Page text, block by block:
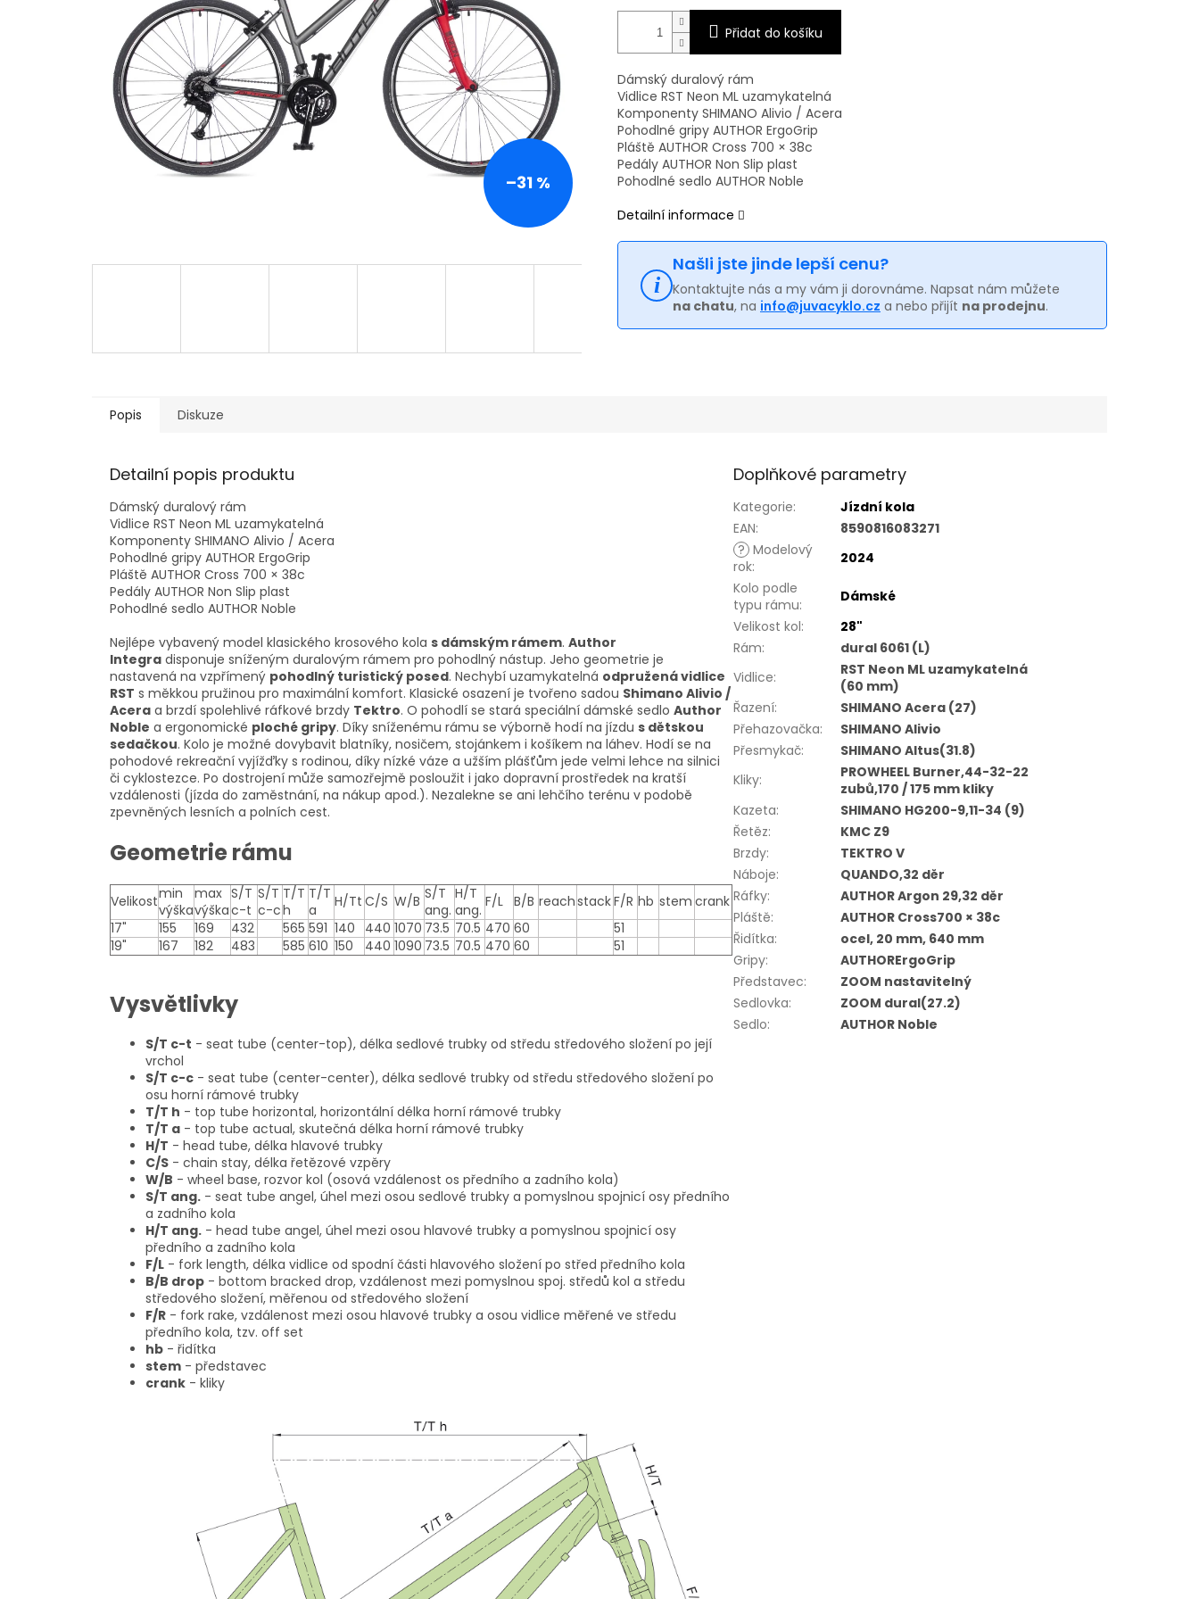
–31 %
Přidat do košíku
Dámský duralový rám
Vidlice RST Neon ML uzamykatelná
Komponenty SHIMANO Alivio / Acera
Pohodlné gripy AUTHOR ErgoGrip
Pláště AUTHOR Cross 700 × 38c
Pedály AUTHOR Non Slip plast
Pohodlné sedlo AUTHOR Noble
Detailní informace
Našli jste jinde lepší cenu?
Kontaktujte nás a my vám ji dorovnáme. Napsat nám můžete
na chatu, na info@juvacyklo.cz a nebo přijít na prodejnu.
Popis Diskuze
Detailní popis produktu
Dámský duralový rám
Vidlice RST Neon ML uzamykatelná
Komponenty SHIMANO Alivio / Acera
Pohodlné gripy AUTHOR ErgoGrip
Pláště AUTHOR Cross 700 × 38c
Pedály AUTHOR Non Slip plast
Pohodlné sedlo AUTHOR Noble
Nejlépe vybavený model klasického krosového kola s dámským rámem. Author
Integra disponuje sníženým duralovým rámem pro pohodlný nástup. Jeho geometrie je
nastavená na vzpřímený pohodlný turistický posed. Nechybí uzamykatelná odpružená vidlice
RST s měkkou pružinou pro maximální komfort. Klasické osazení je tvořeno sadou Shimano Alivio /
Acera a brzdí spolehlivé ráfkové brzdy Tektro. O pohodlí se stará speciální dámské sedlo Author
Noble a ergonomické ploché gripy. Díky sníženému rámu se výborně hodí na jízdu s dětskou
sedačkou. Kolo je možné dovybavit blatníky, nosičem, stojánkem i košíkem na láhev. Hodí se na
pohodové rekreační vyjížďky s rodinou, díky nízké váze a užším plášťům jede velmi lehce na silnici
či cyklostezce. Po dostrojení může samozřejmě posloužit i jako dopravní prostředek na kratší
vzdálenosti (jízda do zaměstnání, na nákup apod.). Nezalekne se ani lehčího terénu v podobě
zpevněných lesních a polních cest.
Geometrie rámu
Velikostmin
výška
max
výška
S/T
c-t
S/T
c-c
T/T
h
T/T
a
H/Tt C/S W/B S/T
ang.
H/T
ang. F/L B/B reachstackF/R hb stem crank
17"
155 169 432 565 591 140 440 1070 73.5 70.5 470 60
51
19"
167 182 483 585 610 150 440 1090 73.5 70.5 470 60 51
Vysvětlivky
S/T c-t - seat tube (center-top), délka sedlové trubky od středu středového složení po její
vrchol
S/T c-c - seat tube (center-center), délka sedlové trubky od středu středového složení po
osu horní rámové trubky
T/T h - top tube horizontal, horizontální délka horní rámové trubky
T/T a - top tube actual, skutečná délka horní rámové trubky
H/T - head tube, délka hlavové trubky
C/S - chain stay, délka řetězové vzpěry
W/B - wheel base, rozvor kol (osová vzdálenost os předního a zadního kola)
S/T ang. - seat tube angel, úhel mezi osou sedlové trubky a pomyslnou spojnicí osy předního
a zadního kola
H/T ang. - head tube angel, úhel mezi osou hlavové trubky a pomyslnou spojnicí osy
předního a zadního kola
F/L - fork length, délka vidlice od spodní části hlavového složení po střed předního kola
B/B drop - bottom bracked drop, vzdálenost mezi pomyslnou spoj. středů kol a středu
středového složení, měřenou od středového složení
F/R - fork rake, vzdálenost mezi osou hlavové trubky a osou vidlice měřené ve středu
předního kola, tzv. off set
hb - řidítka
stem - představec
crank - kliky
Doplňkové parametry
Kategorie:
Jízdní kola
EAN:
8590816083271
? Modelový
rok:
2024
Kolo podle
typu rámu:
Dámské
Velikost kol:
28"
Rám:
dural 6061 (L)
Vidlice:
RST Neon ML uzamykatelná
(60 mm)
Řazení:
SHIMANO Acera (27)
Přehazovačka:
SHIMANO Alivio
Přesmykač:
SHIMANO Altus(31.8)
Kliky:
PROWHEEL Burner,44-32-22
zubů,170 / 175 mm kliky
Kazeta:
SHIMANO HG200-9,11-34 (9)
Řetěz:
KMC Z9
Brzdy:
TEKTRO V
Náboje:
QUANDO,32 děr
Ráfky:
AUTHOR Argon 29,32 děr
Pláště:
AUTHOR Cross700 × 38c
Řidítka:
ocel, 20 mm, 640 mm
Gripy:
AUTHORErgoGrip
Představec:
ZOOM nastavitelný
Sedlovka:
ZOOM dural(27.2)
Sedlo: AUTHOR Noble